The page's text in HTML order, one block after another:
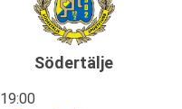
19:00
Södertälje